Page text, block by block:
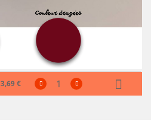
3,69 €